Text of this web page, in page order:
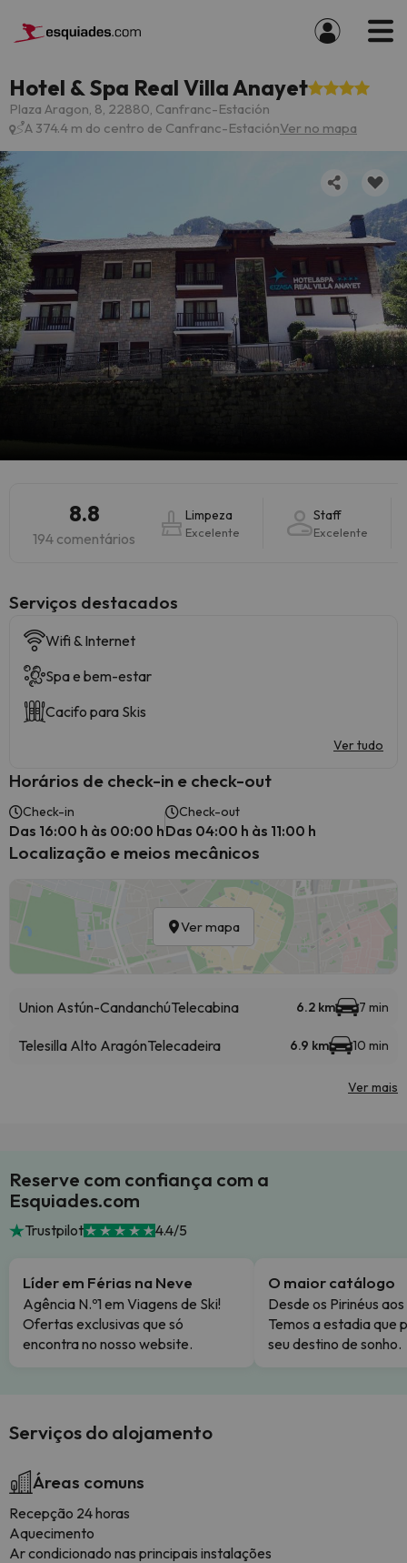
Hotel & Spa Real Villa Anayet
Plaza Aragon, 8, 22880, Canfranc-Estación
A 374.4 m do centro de Canfranc-EstaciónVer no mapa
8.8
194 comentários
Limpeza
Excelente
Staff
Excelente
Serviços destacados
Wifi & Internet
Spa e bem-estar
Cacifo para Skis
Ver tudo
Horários de check-in e check-out
Check-in
Das 16:00 h às 00:00 h
Check-out
Das 04:00 h às 11:00 h
Localização e meios mecânicos
Ver mapa
Union Astún-CandanchúTelecabina 6.2 km 7 min
Telesilla Alto AragónTelecadeira 6.9 km 10 min
Ver mais
Reserve com confiança com a
Esquiades.com
Trustpilot 4.4/5
Líder em Férias na Neve
Agência N.º1 em Viagens de Ski!
Ofertas exclusivas que só
encontra no nosso website.
O maior catálogo
Desde os Pirinéus
Temos a estadia que
seu destino de sonho.
Serviços do alojamento
Áreas comuns
Recepção 24 horas
Aquecimento
Ar condicionado nas principais instalações